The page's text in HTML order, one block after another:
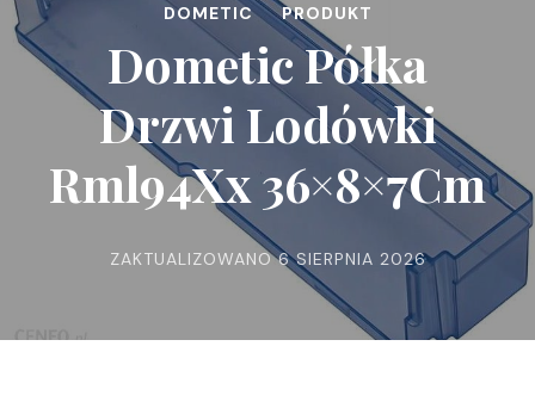
DOMETIC
PRODUKT
Dometic Półka
Drzwi Lodówki
Rml94Xx 36×8×7Cm
ZAKTUALIZOWANO6 SIERPNIA 2026